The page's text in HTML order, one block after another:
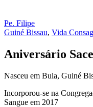
Pe. Filipe
Guiné Bissau, Vida
Aniversário
Nasceu em Bula, Guiné
Incorporou-se na
Sangue em 2017